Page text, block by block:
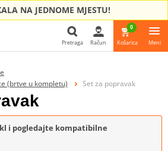
NA JEDNOME MJESTU!
Pretraga Račun
0
Košarica Meni
(brtve u kompletu)
Set za popravak
i pogledajte kompatibilne